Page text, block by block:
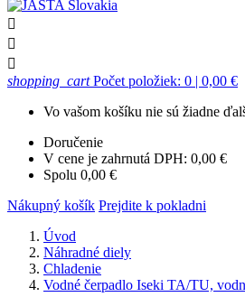



shopping_cart Počet položiek: 0 | 0,00 €
Vo vašom košíku nie sú žiadne
Doručenie
V cene je zahrnutá DPH: 0,00 €
Spolu 0,00 €
Nákupný košík Prejdite k pokladni
Úvod
Náhradné diely
Chladenie
Vodné čerpadlo Iseki TA/TU,